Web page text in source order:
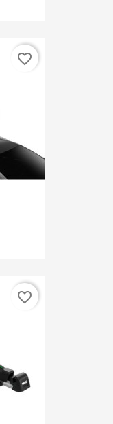
favorite_border
favorite_border